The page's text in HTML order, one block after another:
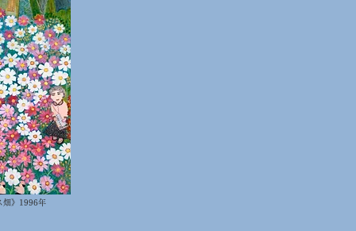
畑》1996年